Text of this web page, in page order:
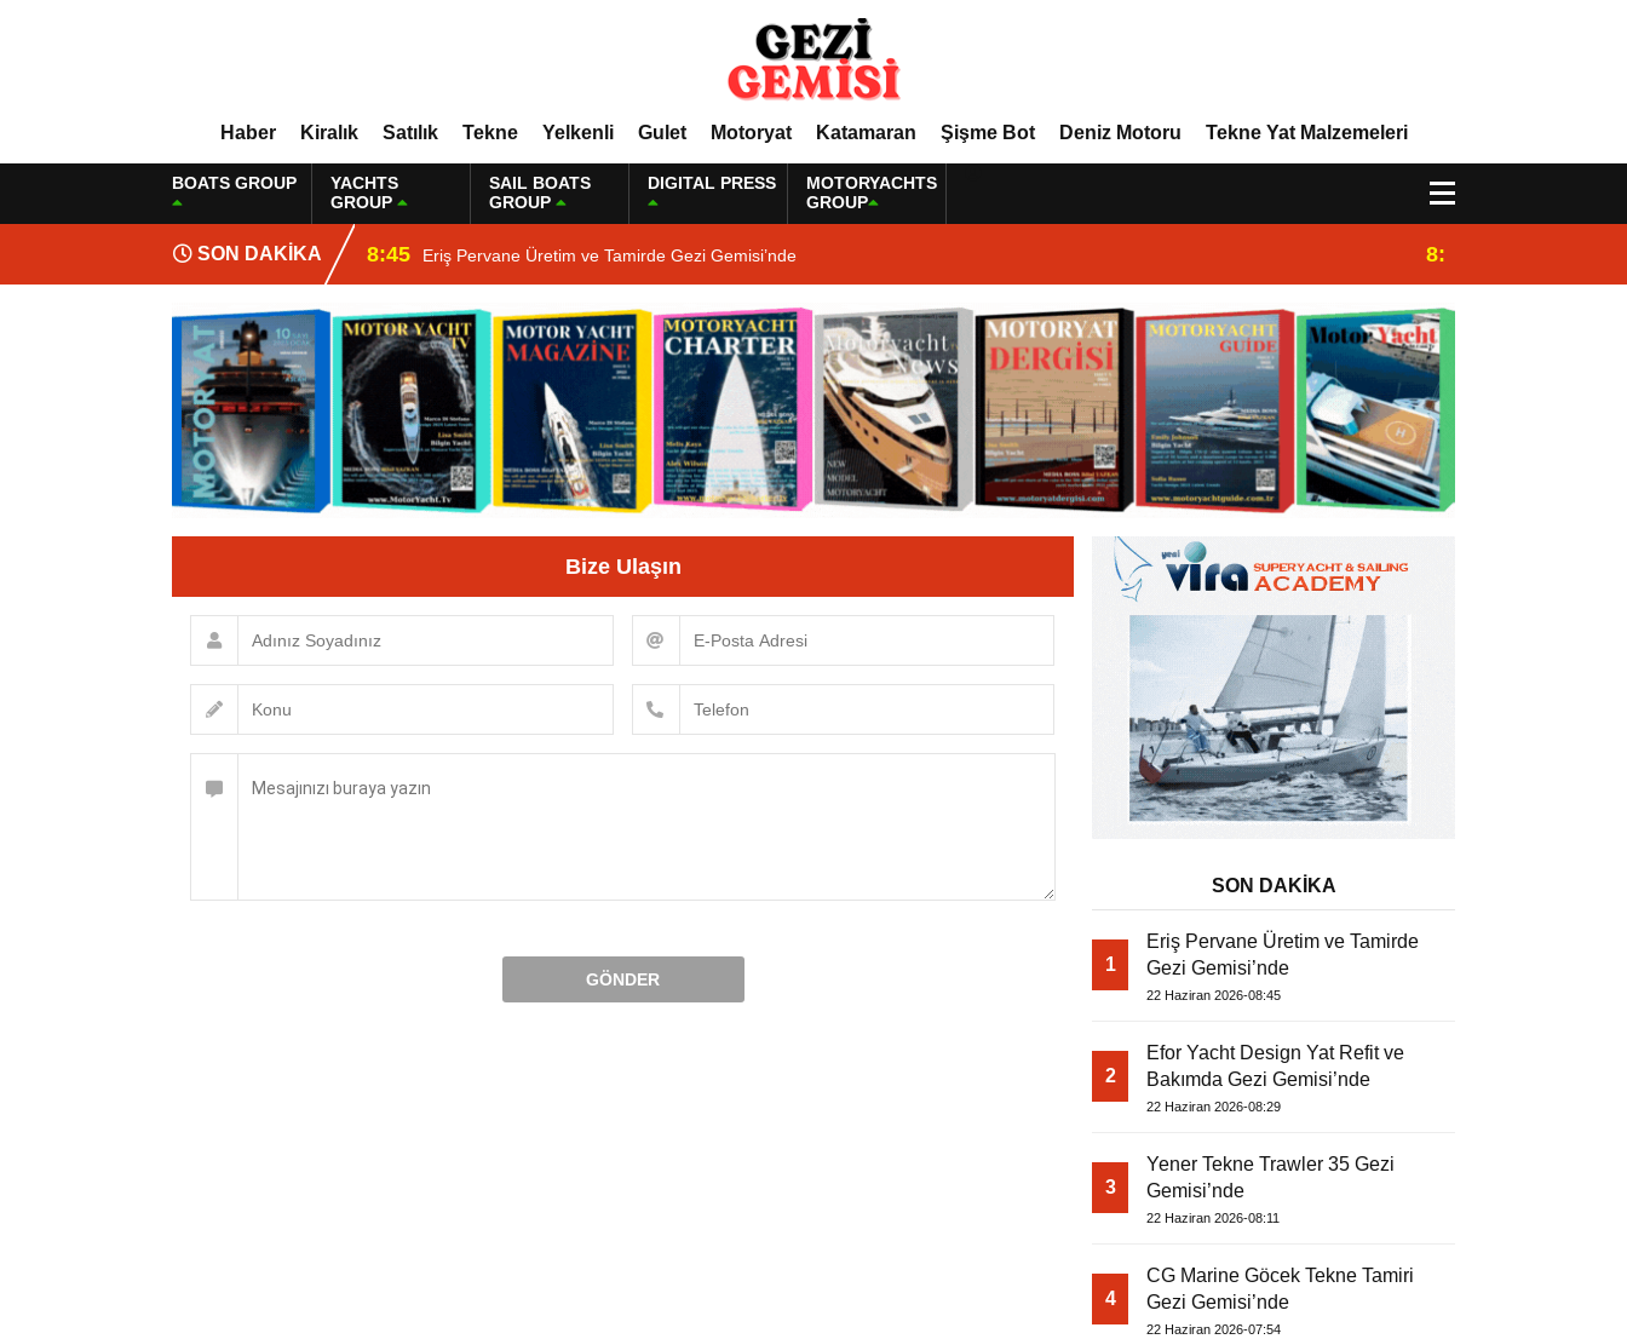
Haber Kiralık Satılık Tekne Yelkenli Gulet Motoryat Katamaran Şişme Bot Deniz Motoru Tekne Yat Malzemeleri
BOATS GROUP
YACHTS
GROUP
SAIL BOATS
GROUP
DIGITAL PRESS
MOTORYACHTS
GROUP
SON DAKİKA 8:45 Eriş Pervane Üretim ve Tamirde Gezi Gemisi’nde 8:29
Bize Ulaşın
GÖNDER
SON DAKİKA
1
Eriş Pervane Üretim ve Tamirde
Gezi Gemisi’nde
22 Haziran 2026-08:45
2
Efor Yacht Design Yat Refit ve
Bakımda Gezi Gemisi’nde
22 Haziran 2026-08:29
3
Yener Tekne Trawler 35 Gezi
Gemisi’nde
22 Haziran 2026-08:11
4
CG Marine Göcek Tekne Tamiri
Gezi Gemisi’nde
22 Haziran 2026-07:54